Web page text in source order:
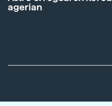
agerian